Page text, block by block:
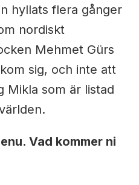
hyllats flera gånger
nordiskt
Mehmet Gürs
sig, och inte att
Mikla som är listad
Vad kommer ni